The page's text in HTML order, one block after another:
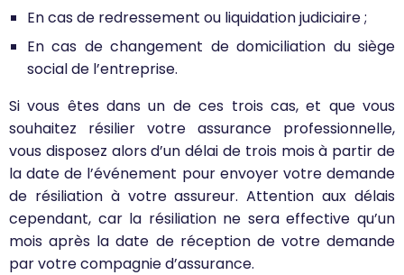
En cas de redressement ou liquidation judiciaire ;
En cas de changement de domiciliation du siège
social de l’entreprise.
Si vous êtes dans un de ces trois cas, et que vous
souhaitez résilier votre assurance professionnelle,
vous disposez alors d’un délai de trois mois à partir de
la date de l’événement pour envoyer votre demande
de résiliation à votre assureur. Attention aux délais
cependant, car la résiliation ne sera effective qu’un
mois après la date de réception de votre demande
par votre compagnie d’assurance.